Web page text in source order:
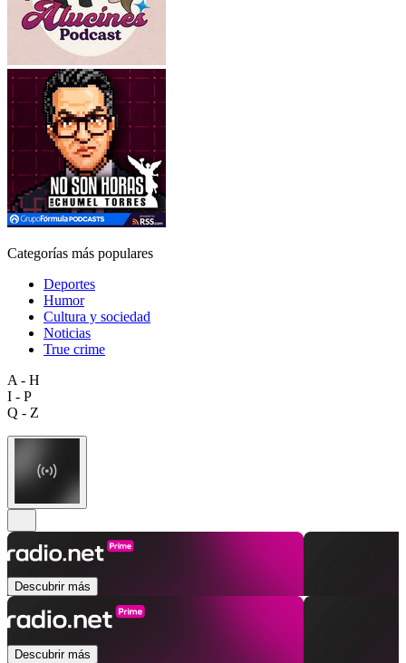
Categorías más populares
Deportes
Humor
Cultura y sociedad
Noticias
True crime
A - H
I - P
Q - Z
Descubrir más
Descubrir más